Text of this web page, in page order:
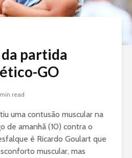
partida
GO
read
uma contusão muscular na
de amanhã (10) contra o
é Ricardo Goulart que
muscular, mas